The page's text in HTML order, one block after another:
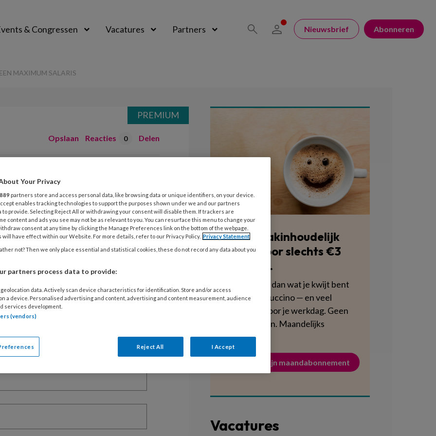
& Congressen Vacatures Partners Nieuwsbrief Abonneren
MAXIMUM SALARIS
Opslaan Reacties 0 Delen
geen
lezen?
lees 2 artikelen gratis per maand
PREMIUM
Blijf vakinhoudelijk
scherp voor slechts €3
per week.
Dat is minder dan wat je kwijt bent
aan een cappuccino — en veel
voedzamer voor je werkdag. Geen
verplichtingen. Maandelijks
opzegbaar.
Activeer mijn maandabonnement
Vacatures
Your Privacy
889 partners store and access personal data, like browsing data or unique identifiers, on your device.
enables tracking technologies to support the purposes shown under we and our partners
to provide. Selecting Reject All or withdrawing your consent will disable them. If trackers are
content and ads you see may not be as relevant to you. You can resurface this menu to change your
consent at any time by clicking the Manage Preferences link on the bottom of the webpage.
will have effect within our Website. For more details, refer to our Privacy Policy. Privacy Statement
not? Then we only place essential and statistical cookies, these do not record any data about you
partners process data to provide:
data. Actively scan device characteristics for identification. Store and/or access
a device. Personalised advertising and content, advertising and content measurement, audience
services development.
(vendors)
Reject All I Accept